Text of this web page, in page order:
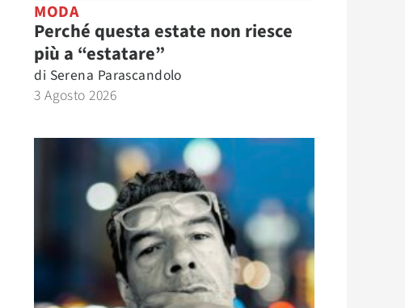
MODA
Perché questa estate non riesce
più a “estatare”
di Serena Parascandolo
3 Agosto 2026